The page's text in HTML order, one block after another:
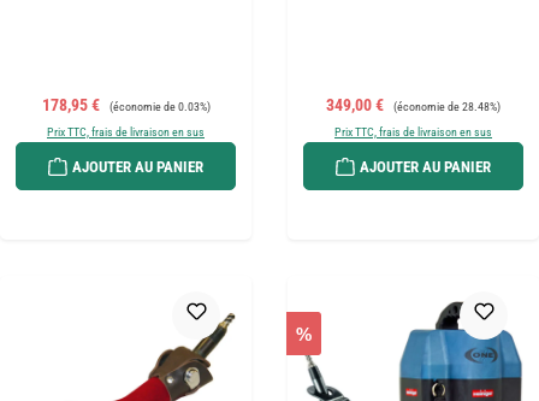
Prix de vente :
178,95 € Prix régulier :
(économie de 0.03%)
Prix TTC, frais de livraison en sus
AJOUTER AU PANIER
Prix de vente :
349,00 € Prix régulier :
(économie de 28.48%)
Prix TTC, frais de livraison en sus
AJOUTER AU PANIER
%